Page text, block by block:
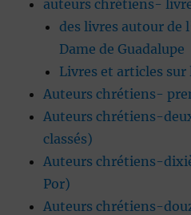
auteurs chrétiens-
des livres autour de
Dame de Guadalupe
Livres et articles
Auteurs chrétiens-
Auteurs chrétiens-
classés)
Auteurs chrétiens-
Por)
Auteurs chrétiens-